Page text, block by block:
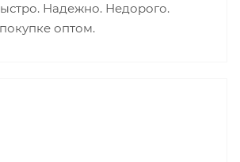
Надежно. Недорого.
оптом.